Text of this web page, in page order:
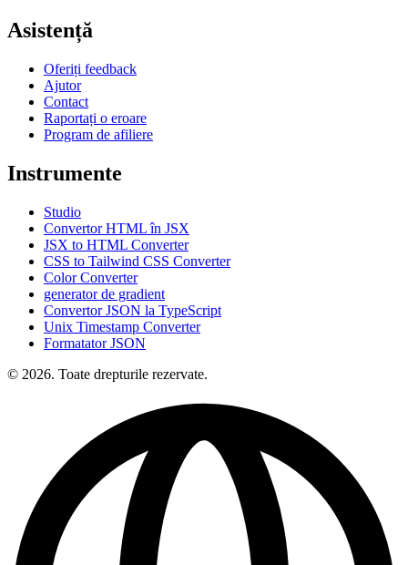
Asistență
Oferiți feedback
Ajutor
Contact
Raportați o eroare
Program de afiliere
Instrumente
Studio
Convertor HTML în JSX
JSX to HTML Converter
CSS to Tailwind CSS Converter
Color Converter
generator de gradient
Convertor JSON la TypeScript
Unix Timestamp Converter
Formatator JSON
© 2026. Toate drepturile rezervate.